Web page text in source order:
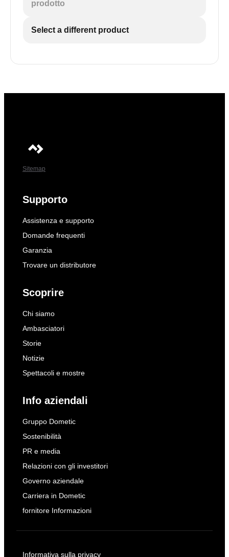
prodotto
Select a different product
Sitemap
Supporto
Assistenza e supporto
Domande frequenti
Garanzia
Trovare un distributore
Scoprire
Chi siamo
Ambasciatori
Storie
Notizie
Spettacoli e mostre
Info aziendali
Gruppo Dometic
Sostenibilità
PR e media
Relazioni con gli investitori
Governo aziendale
Carriera in Dometic
fornitore Informazioni
Informativa sulla privacy